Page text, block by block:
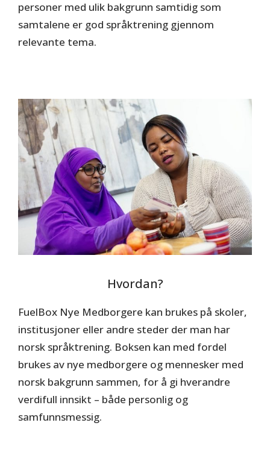
personer med ulik bakgrunn samtidig som
samtalene er god språktrening gjennom
relevante tema.
Hvordan?
FuelBox Nye Medborgere kan brukes på skoler,
institusjoner eller andre steder der man har
norsk språktrening. Boksen kan med fordel
brukes av nye medborgere og mennesker med
norsk bakgrunn sammen, for å gi hverandre
verdifull innsikt – både personlig og
samfunnsmessig.